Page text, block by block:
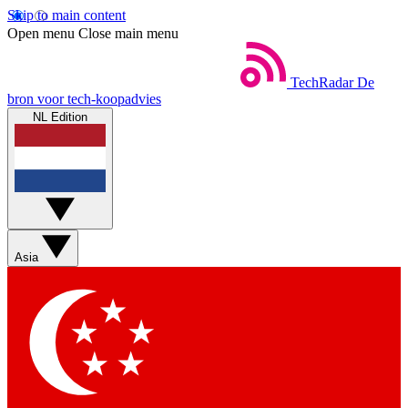
Skip to main content
Open menu Close main menu
TechRadar De
bron voor tech-koopadvies
NL Edition
Asia